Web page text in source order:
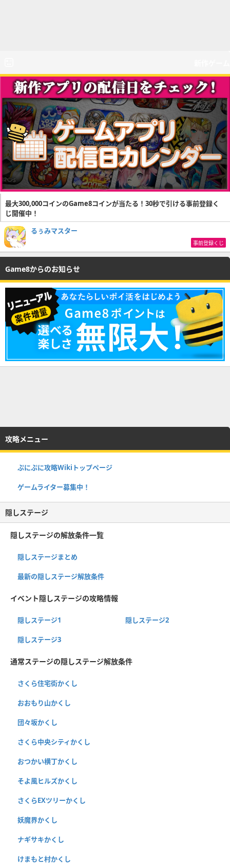
最大300,000コインのGame8コインが当たる！30秒で引ける事前登録く
じ開催中！
るぅみマスター
事前登録くじ
Game8からのお知らせ
攻略メニュー
ぷにぷに攻略Wikiトップページ
ゲームライター募集中！
隠しステージ
隠しステージの解放条件一覧
隠しステージまとめ
最新の隠しステージ解放条件
イベント隠しステージの攻略情報
隠しステージ1 隠しステージ2
隠しステージ3
通常ステージの隠しステージ解放条件
さくら住宅街かくし
おおもり山かくし
団々坂かくし
さくら中央シティかくし
おつかい横丁かくし
そよ風ヒルズかくし
さくらEXツリーかくし
妖魔界かくし
ナギサキかくし
けまもと村かくし